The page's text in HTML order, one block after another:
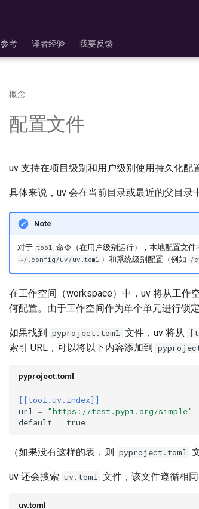
参考 译者经验 我要反馈
概念
配置文件
uv 支持在项目级别和用户级别使用持久化配
具体来说，uv 会在当前目录或最近的父目录
Note
对于 tool 命令（在用户级别运行），本地配置文
~/.config/uv/uv.toml ）和系统级别配置（例如 /
在工作空间（workspace）中，uv 将从工作
何配置。由于工作空间作为单个单元进行锁
如果找到 pyproject.toml 文件，uv 将从
索引 URL，可以将以下内容添加到
pyproject.toml
[[tool.uv.index]]
url =
"https://test.pypi.org/simple"
default = true
（如果没有这样的表，则 pyproject.toml
uv 还会搜索 uv.toml 文件，该文件遵循相
uv.toml